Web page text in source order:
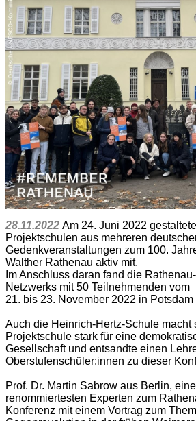
28.11.2022 Am 24. Juni 2022
Projektschulen aus mehreren
Gedenkveranstaltungen zum 100.
Walther Rathenau aktiv mit.
Im Anschluss daran fand die
Netzwerks mit 50 Teilnehmenden vom
21. bis 23. November 2022 in
Auch die Heinrich-Hertz-Schule macht
Projektschule stark für eine
Gesellschaft und entsandte einen
Oberstufenschüler:innen zu dieser
Prof. Dr. Martin Sabrow aus Berlin,
renommiertesten Experten zum
Konferenz mit einem Vortrag zum